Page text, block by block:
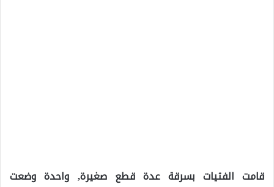
قامت الفتيات بسرقة عدة قطع صغيرة, واحدة وضعت